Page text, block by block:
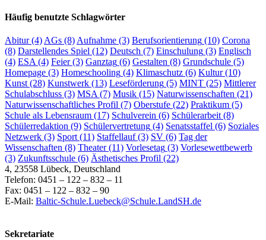
Häufig benutzte Schlagwörter
Abitur(4) AGs (8) Aufnahme (3) Berufsorientierung (10) Corona
(8) Darstellendes Spiel (12) Deutsch (7) Einschulung (3) Englisch
(4) ESA (4) Feier(3) Ganztag (6) Gestalten (8) Grundschule (5)
Homepage (3) Homeschooling (4) Klimaschutz (6) Kultur(10)
Kunst (28) Kunstwerk (13) Leseförderung (5) MINT (25) Mittlerer
Schulabschluss (3) MSA (7) Musik (15) Naturwissenschaften (21)
Naturwissenschaftliches Profil (7) Oberstufe (22) Praktikum (5)
Schule als Lebensraum (17) Schulverein (6) Schülerarbeit (8)
Schülerredaktion (9) Schülervertretung (4) Senatsstaffel (6) Soziales
Netzwerk (3) Sport (11) Staffellauf(3) SV (6) Tag der
Wissenschaften (8) Theater(11) Vorlesetag (3) Vorlesewettbewerb
(3) Zukunftsschule (6) Ästhetisches Profil (22)
4, 23558 Lübeck, Deutschland
Telefon: 0451 – 122 – 832 – 11
Fax: 0451 – 122 – 832 – 90
E-Mail: Baltic-Schule.Luebeck@Schule.LandSH.de
Sekretariate